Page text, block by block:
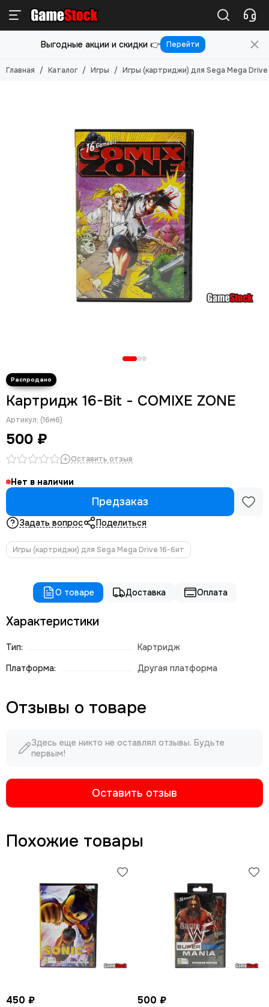
Игры
Смотреть все товары
Игры для PlayStation 5
Игры для Nintendo Switch
Игры для Nintendo 3DS
Игры для Xbox ONE/SERIES S/X
Игры для Xbox Original
Игры для Xbox 360
Игры для Sony PS Vita
Игры для Sony PSP
Игры (Картриджи) для 8-бит
Игры (картриджи) для Sega Mega Drive 16-бит
Выгодные акции и скидки 👉 Перейти
Главная Каталог Игры Игры (картриджи) для Sega Mega
Картридж 16-Bit - COMIXE ZONE
Артикул: (16мб)
500 ₽
Оставить отзыв
Нет в наличии
Предзаказ
Задать вопрос Поделиться
Игры (картриджи) для Sega Mega Drive 16-бит
О товаре Доставка Оплата
Характеристики
Тип:
Картридж
Платформа:
Другая платформа
Отзывы о товаре
Здесь еще никто не оставлял отзывы. Будьте
первым!
Оставить отзыв
Похожие товары
450 ₽ 500 ₽